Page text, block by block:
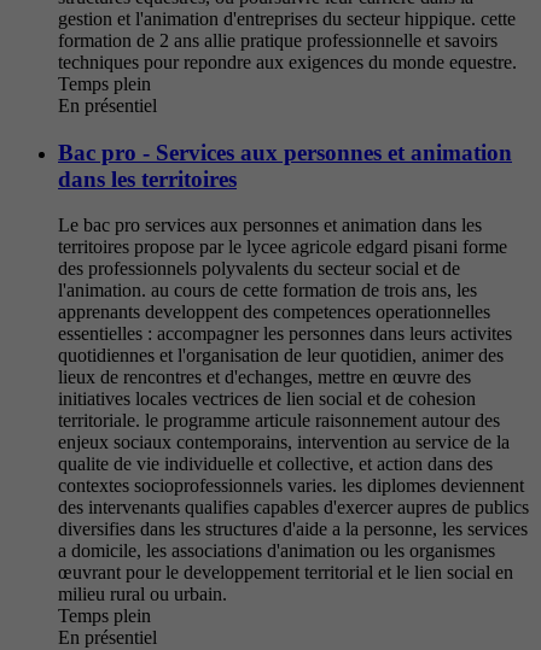
gestion et l'animation d'entreprises du secteur hippique. cette
formation de 2 ans allie pratique professionnelle et savoirs
techniques pour repondre aux exigences du monde equestre.
Temps plein
En présentiel
Bac pro - Services aux personnes et animation
dans les territoires
Le bac pro services aux personnes et animation dans les
territoires propose par le lycee agricole edgard pisani forme
des professionnels polyvalents du secteur social et de
l'animation. au cours de cette formation de trois ans, les
apprenants developpent des competences operationnelles
essentielles : accompagner les personnes dans leurs activites
quotidiennes et l'organisation de leur quotidien, animer des
lieux de rencontres et d'echanges, mettre en œuvre des
initiatives locales vectrices de lien social et de cohesion
territoriale. le programme articule raisonnement autour des
enjeux sociaux contemporains, intervention au service de la
qualite de vie individuelle et collective, et action dans des
contextes socioprofessionnels varies. les diplomes deviennent
des intervenants qualifies capables d'exercer aupres de publics
diversifies dans les structures d'aide a la personne, les services
a domicile, les associations d'animation ou les organismes
œuvrant pour le developpement territorial et le lien social en
milieu rural ou urbain.
Temps plein
En présentiel